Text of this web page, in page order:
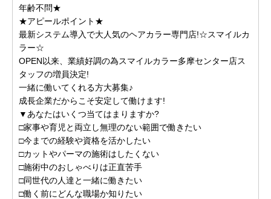
年齢不問★
★アピールポイント★
最新システム導入で大人気のヘアカラー専門店!☆スマイルカ
ラー☆
OPEN以来、業績好調の為スマイルカラー多摩センター店ス
タッフの増員決定!
一緒に働いてくれる方大募集♪
成長企業だからこそ安定して働けます!
▼あなたはいくつ当てはまりますか?
□家事や育児と両立し無理のない範囲で働きたい
□今までの経験や資格を活かしたい
□カットやパーマの施術はしたくない
□施術中のおしゃべりは正直苦手
□同世代の人達と一緒に働きたい
□働く前にどんな職場か知りたい